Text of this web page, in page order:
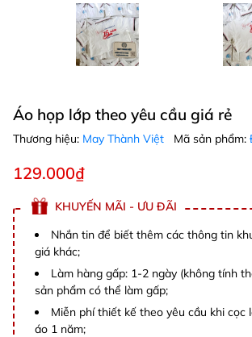
Áo họp lớp theo yêu cầu giá rẻ
Thương hiệu: May Thành Việt Mã sản phẩm:
129.000₫
KHUYẾN MÃI - ƯU ĐÃI
Nhắn tin để biết thêm các thông tin
giá khác;
Làm hàng gấp: 1-2 ngày (không tính
sản phẩm có thể làm gấp;
Miễn phí thiết kế theo yêu cầu khi cọc
áo 1 năm;